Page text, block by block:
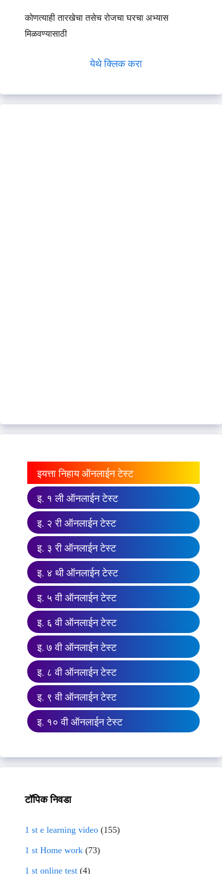
कोणत्याही तारखेचा तसेच रोजचा घरचा अभ्यास
मिळवण्यासाठी
येथे क्लिक करा
इयत्ता निहाय ऑनलाईन टेस्ट
इ. १ ली ऑनलाईन टेस्ट
इ. २ री ऑनलाईन टेस्ट
इ. ३ री ऑनलाईन टेस्ट
इ. ४ थी ऑनलाईन टेस्ट
इ. ५ वी ऑनलाईन टेस्ट
इ. ६ वी ऑनलाईन टेस्ट
इ. ७ वी ऑनलाईन टेस्ट
इ. ८ वी ऑनलाईन टेस्ट
इ. ९ वी ऑनलाईन टेस्ट
इ. १० वी ऑनलाईन टेस्ट
टॉपिक निवडा
1 st e learning video (155)
1 st Home work (73)
1 st online test (4)